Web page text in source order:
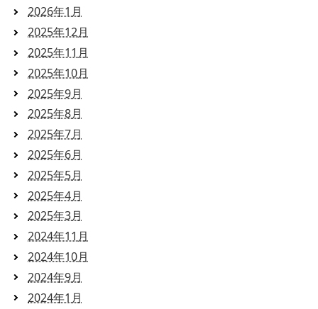
2026年1月
2025年12月
2025年11月
2025年10月
2025年9月
2025年8月
2025年7月
2025年6月
2025年5月
2025年4月
2025年3月
2024年11月
2024年10月
2024年9月
2024年1月